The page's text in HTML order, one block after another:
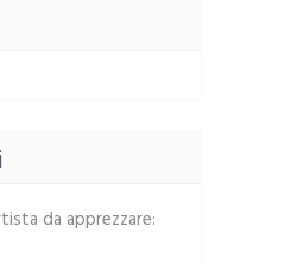
da apprezzare: